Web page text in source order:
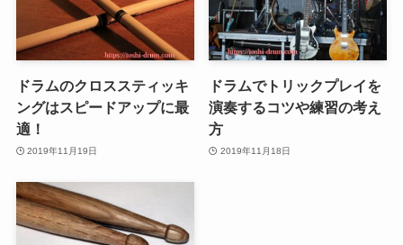
ドラムのクロススティッキ
ングはスピードアップに最
適！
2019年11月19日
ドラムでトリックプレイを
演奏するコツや練習の考え
方
2019年11月18日